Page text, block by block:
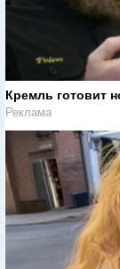
Кремль готовит
Реклама